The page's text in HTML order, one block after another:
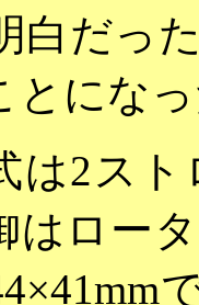
白だっ
とにな
2スト
はロー